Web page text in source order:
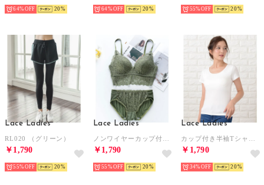
64% 20 64% 20 55% 20
Lace Ladies
RL020 （グリーン）
￥1,790
55% 20
Lace Ladies
￥1,790
55% 20
Lace Ladies
￥1,790
34% 20